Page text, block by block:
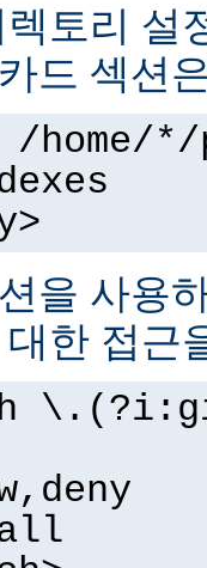
토리 설
드 섹션
home/
을 사용
한 접근
all